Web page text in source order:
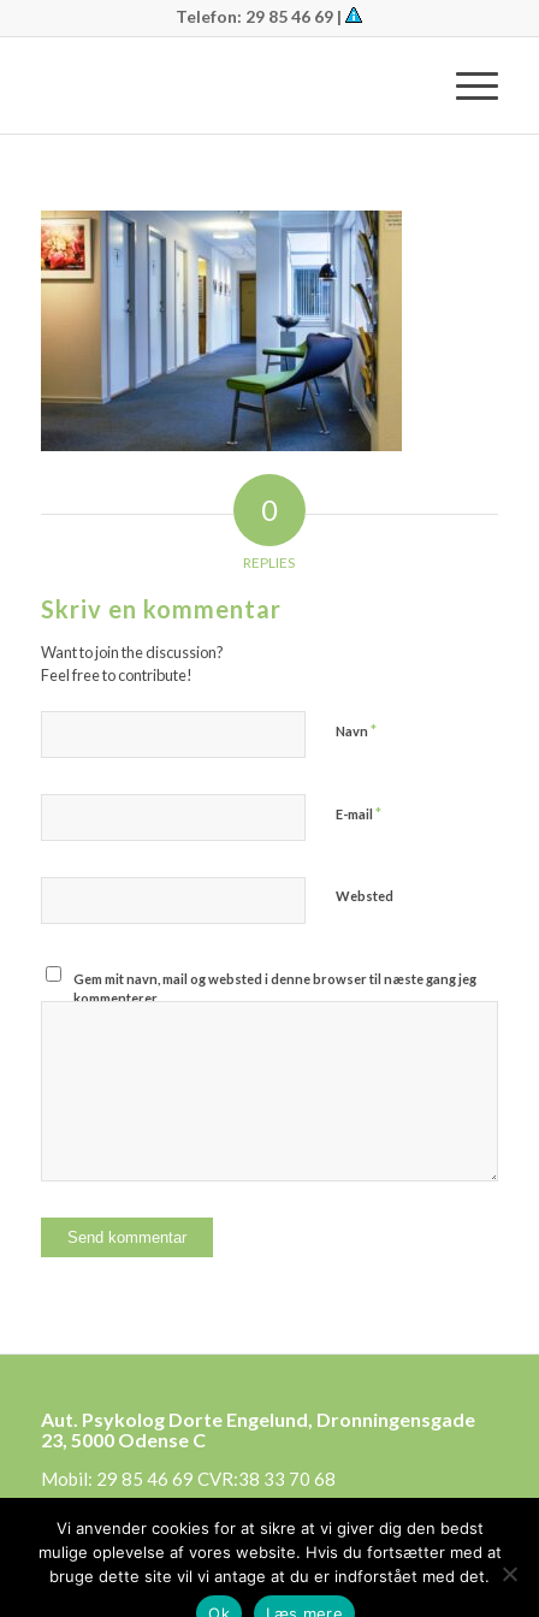
Telefon: 29 85 46 69 |
0
REPLIES
Skriv en kommentar
Want to join the discussion?
Feel free to contribute!
Navn *
E-mail *
Websted
Gem mit navn, mail og websted i denne browser til næste gang jeg
kommenterer.
Aut. Psykolog Dorte Engelund, Dronningensgade
23, 5000 Odense C
Mobil: 29 85 46 69 CVR:38 33 70 68
Privatlivspolitik
Vi anvender cookies for at sikre at vi giver dig den bedst
mulige oplevelse af vores website. Hvis du fortsætter med at
bruge dette site vil vi antage at du er indforstået med det.
Ok
Læs mere